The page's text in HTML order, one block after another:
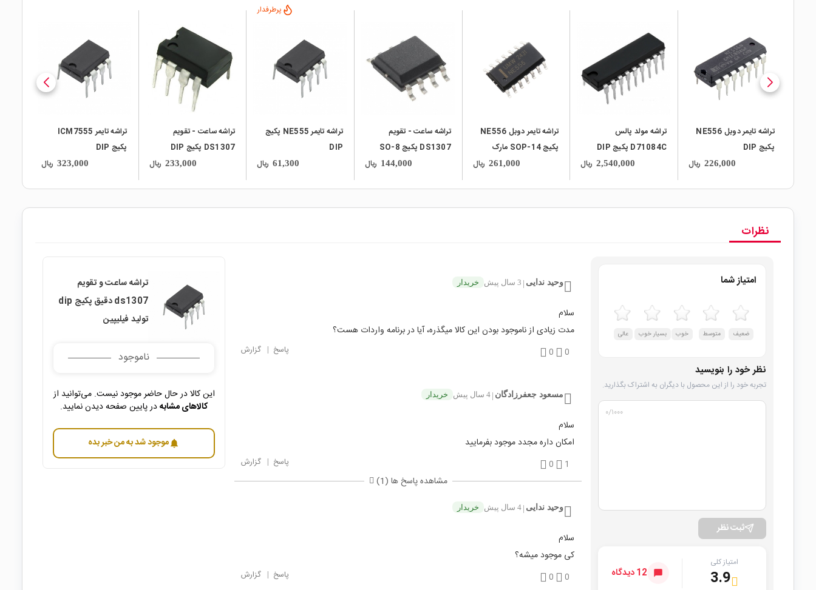
تراشه تایمر دوبل NE556
پکیج DIP
226,000 ریال
تراشه مولد پالس
D71084C پکیج DIP
2,540,000 ریال
تراشه تایمر دوبل NE556
پکیج SOP-14 مارک
261,000 ریال
تراشه ساعت - تقویم
DS1307 پکیج SO-8
144,000 ریال
پرطرفدار
تراشه تایمر NE555 پکیج
DIP
61,300 ریال
تراشه ساعت - تقویم
DS1307 پکیج DIP
233,000 ریال
تراشه تایمر ICM7555
پکیج DIP
323,000 ریال
نظرات
امتیاز شما
ضعیف متوسط خوب بسیار خوب عالی
نظر خود را بنویسید
تجربه خود را از این محصول با دیگران به اشتراک بگذارید.
۰/۱۰۰۰
ثبت نظر
امتیاز کلی
3.9 12 دیدگاه
وحید ندایی 3 سال پیش خریدار
سلام
مدت زیادی از ناموجود بودن این کالا میگذره، آیا در برنامه واردات هست؟
0
0 پاسخ | گزارش
مسعود جعفرزادگان 4 سال پیش خریدار
سلام
امکان داره مجدد موجود بفرمایید
1
0 پاسخ | گزارش
مشاهده پاسخ ها (1)
وحید ندایی 4 سال پیش خریدار
سلام
کی موجود میشه؟
0
0 پاسخ | گزارش
تراشه ساعت و تقویم
ds1307 دقیق پکیج dip
تولید فیلیپین
ناموجود
این کالا در حال حاضر موجود نیست. می‌توانید از
کالاهای مشابهدر پایین صفحه دیدن نمایید.
notificationsموجود شد به من خبر بده